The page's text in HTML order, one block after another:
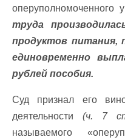
оперуполномоченного
труда
продуктов питания,
единовременно
рублей пособия.
Суд признал его
деятельности (ч. 7
называемого